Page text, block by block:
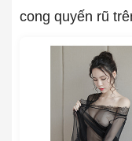
cong quyến rũ